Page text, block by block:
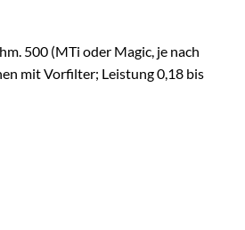
500 (MTi oder Magic, je nach
mit Vorfilter; Leistung 0,18 bis